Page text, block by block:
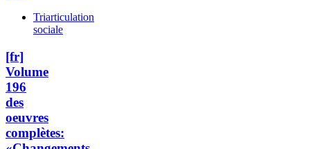
Triarticulation
sociale
[fr]
Volume
196
des
oeuvres
complètes: